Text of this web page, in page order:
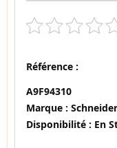
Référence :
A9F94310
Marque : Schneider
Disponibilité : En